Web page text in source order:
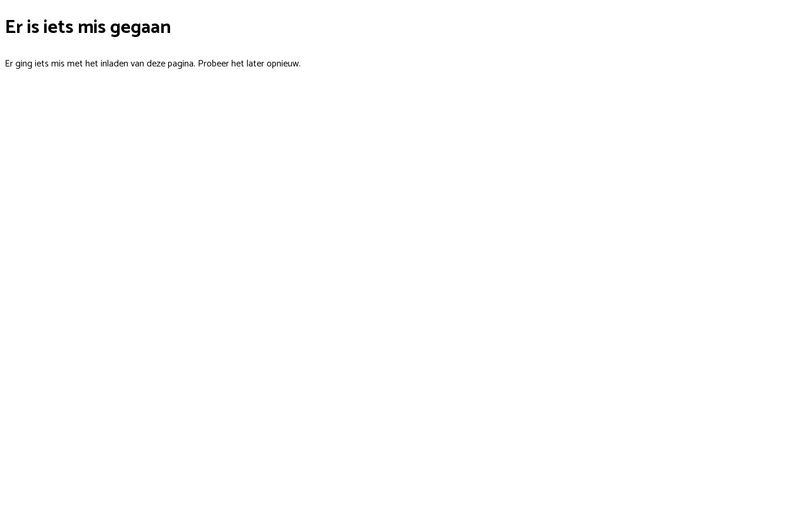
Er is iets mis gegaan
Er ging iets mis met het inladen van deze pagina. Probeer het later opnieuw.